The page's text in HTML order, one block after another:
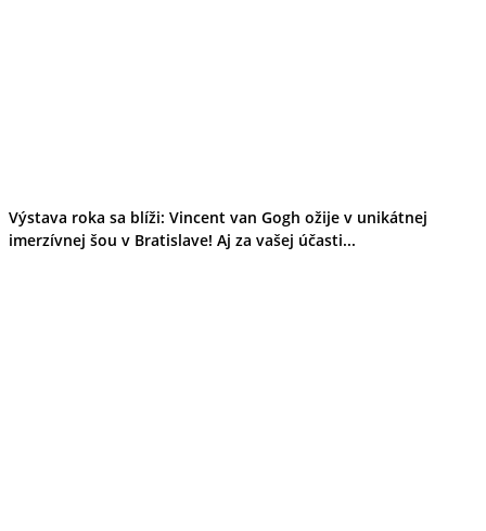
Výstava
Galéria
Folklór
Výstava roka sa blíži: Vincent van Gogh ožije v unikátnej
imerzívnej šou v Bratislave! Aj za vašej účasti...